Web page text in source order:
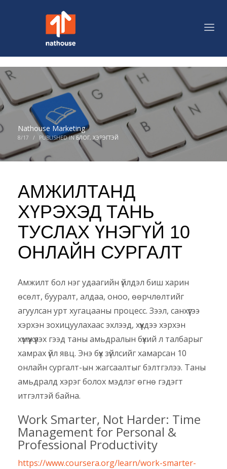
Nathouse Marketing
8/17 / PUBLISHED INБЛОГ, ХЭРЭГТЭЙ
АМЖИЛТАНД
ХҮРЭХЭД ТАНЬ
ТУСЛАХ ҮНЭГҮЙ 10
ОНЛАЙН СУРГАЛТ
Амжилт бол нэг удаагийн үйлдэл биш харин
өсөлт, бууралт, алдаа, оноо, өөрчлөлтийг
агуулсан урт хугацааны процесс. Зээл, санхүүгээ
хэрхэн зохицуулахаас эхлээд, хүүхдээ хэрхэн
хүмүүжүүлэх гээд таны амьдралын бүхий л талбарыг
хамрах үйл явц. Энэ бүх зүйлсийг хамарсан 10
онлайн сургалт-ын жагсаалтыг бэлтгэлээ. Таны
амьдралд хэрэг болох мэдлэг өгнө гэдэгт
итгэлтэй байна.
Work Smarter, Not Harder: Time
Management for Personal &
Professional Productivity
https://www.coursera.org/learn/work-smarter-